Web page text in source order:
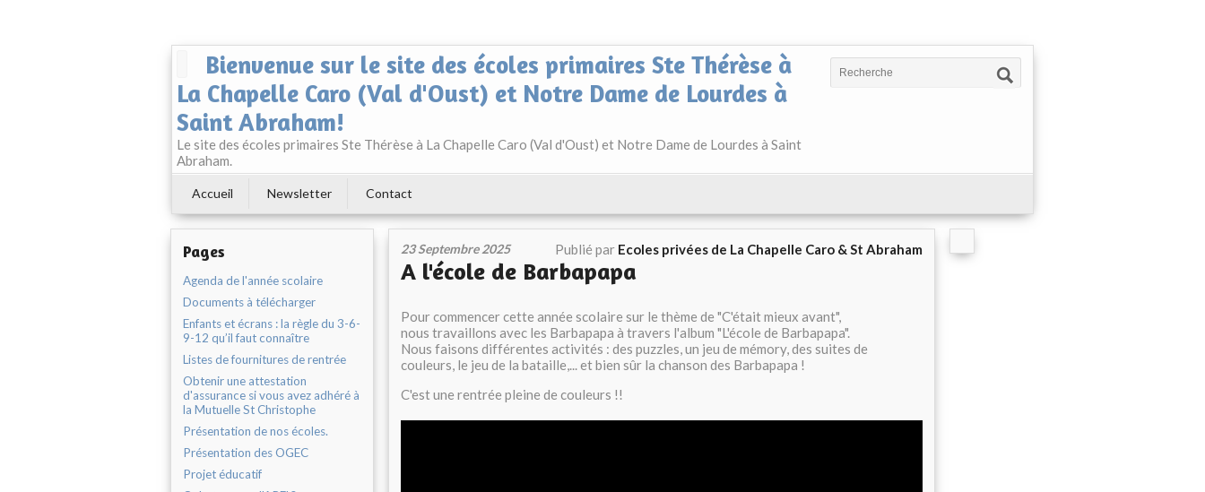
Bienvenue sur le site des écoles primaires Ste Thérèse à
La Chapelle Caro (Val d'Oust) et Notre Dame de Lourdes à
Saint Abraham!
Le site des écoles primaires Ste Thérèse à La Chapelle Caro (Val d'Oust) et Notre Dame de Lourdes à Saint
Abraham.
Accueil Newsletter Contact
Pages
Agenda de l'année scolaire
Documents à télécharger
Enfants et écrans : la règle du 3-6-
9-12 qu’il faut connaître
Listes de fournitures de rentrée
Obtenir une attestation
d'assurance si vous avez adhéré à
la Mutuelle St Christophe
Présentation de nos écoles.
Présentation des OGEC
Projet éducatif
23 Septembre 2025 Publié par Ecoles privées de La Chapelle Caro & St Abraham
A l'école de Barbapapa
Pour commencer cette année scolaire sur le thème de "C'était mieux avant",
nous travaillons avec les Barbapapa à travers l'album "L'école de Barbapapa".
Nous faisons différentes activités : des puzzles, un jeu de mémory, des suites de
couleurs, le jeu de la bataille,... et bien sûr la chanson des Barbapapa !
C'est une rentrée pleine de couleurs !!